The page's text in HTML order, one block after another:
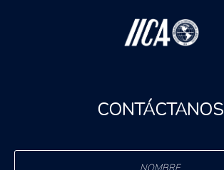
CONTÁCTANOS